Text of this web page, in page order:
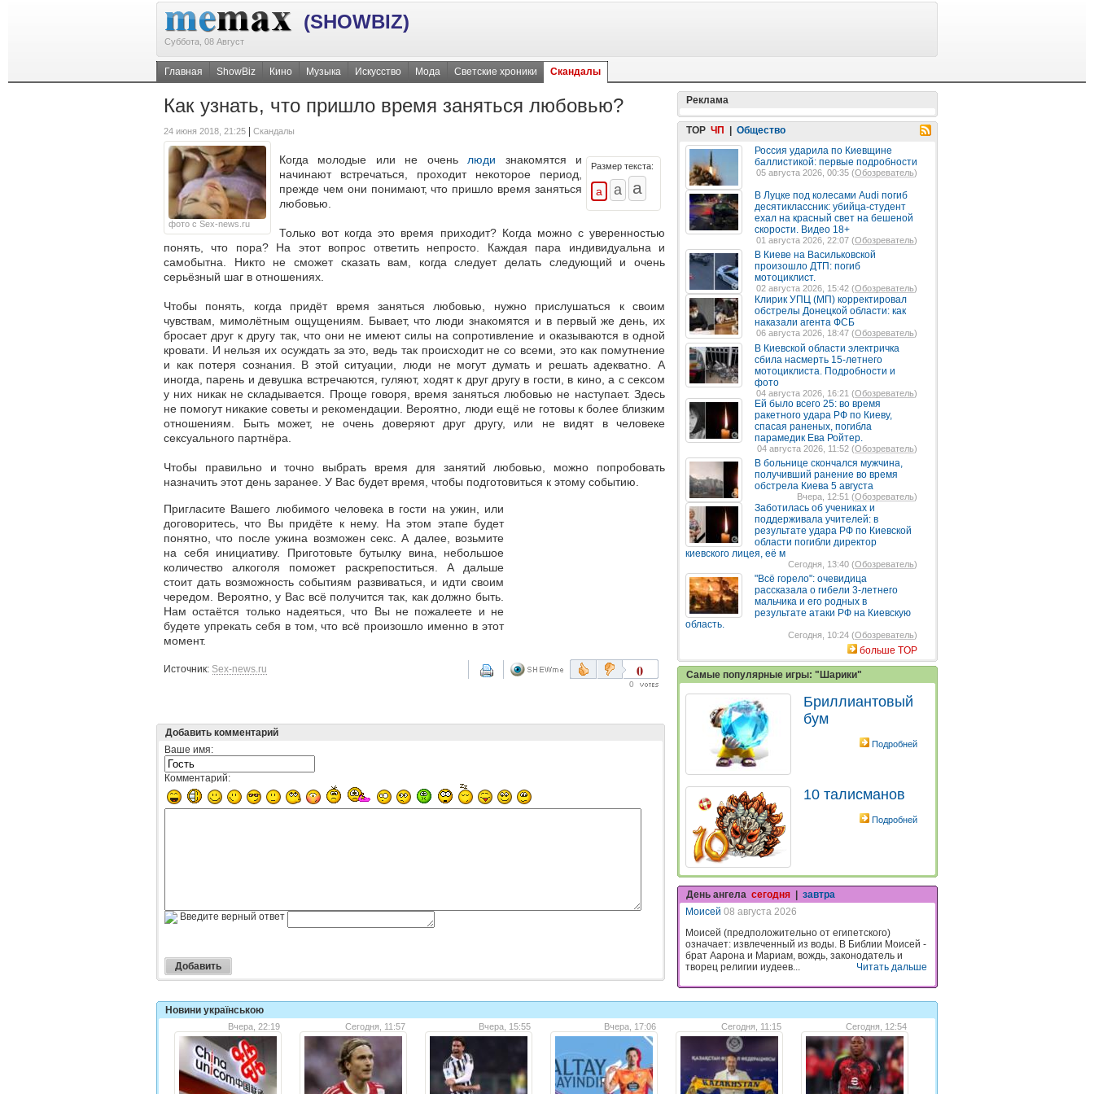
(SHOWBIZ)
Суббота, 08 Август
Главная ShowBiz Кино Музыка Искусство Мода Светские хроники Скандалы
Как узнать, что пришло время заняться любовью?
24 июня 2018, 21:25 Скандалы
фото с Sex-news.ru
Размер текста:
Когда молодые или не оченьлюди знакомятся и
начинают встречаться, проходит некоторое период,
прежде чем они понимают, что пришло время заняться
любовью.
Только вот когда это время приходит? Когда можно с уверенностью
понять, что пора? На этот вопрос ответить непросто. Каждая пара индивидуальна и
самобытна. Никто не сможет сказать вам, когда следует делать следующий и очень
серьёзный шаг в отношениях.
Чтобы понять, когда придёт время заняться любовью, нужно прислушаться к своим
чувствам, мимолётным ощущениям. Бывает, что люди знакомятся и в первый же день, их
бросает друг к другу так, что они не имеют силы на сопротивление и оказываются в одной
кровати. И нельзя их осуждать за это, ведь так происходит не со всеми, это как помутнение
и как потеря сознания. В этой ситуации, люди не могут думать и решать адекватно. А
иногда, парень и девушка встречаются, гуляют, ходят к друг другу в гости, в кино, а с сексом
у них никак не складывается. Проще говоря, время заняться любовью не наступает. Здесь
не помогут никакие советы и рекомендации. Вероятно, люди ещё не готовы к более близким
отношениям. Быть может, не очень доверяют друг другу, или не видят в человеке
сексуального партнёра.
Чтобы правильно и точно выбрать время для занятий любовью, можно попробовать
назначить этот день заранее. У Вас будет время, чтобы подготовиться к этому событию.
Пригласите Вашего любимого человека в гости на ужин, или
договоритесь, что Вы придёте к нему. На этом этапе будет
понятно, что после ужина возможен секс. А далее, возьмите
на себя инициативу. Приготовьте бутылку вина, небольшое
количество алкоголя поможет раскрепоститься. А дальше
стоит дать возможность событиям развиваться, и идти своим
чередом. Вероятно, у Вас всё получится так, как должно быть.
Нам остаётся только надеяться, что Вы не пожалеете и не
будете упрекать себя в том, что всё произошло именно в этот
момент.
Источник: Sex-news.ru 0
0
Добавить комментарий
Ваше имя:
Комментарий:
Введите верный ответ
Реклама
TOP ЧП
Общество
Россия ударила по Киевщине
баллистикой: первые подробности
05 августа 2026, 00:35 (Обозреватель)
В Луцке под колесами Audi погиб
десятиклассник: убийца-студент
ехал на красный свет на бешеной
скорости. Видео 18+
01 августа 2026, 22:07 (Обозреватель)
В Киеве на Васильковской
произошло ДТП: погиб
мотоциклист.
02 августа 2026, 15:42 (Обозреватель)
Клирик УПЦ (МП) корректировал
обстрелы Донецкой области: как
наказали агента ФСБ
06 августа 2026, 18:47 (Обозреватель)
В Киевской области электричка
сбила насмерть 15-летнего
мотоциклиста. Подробности и
фото
04 августа 2026, 16:21 (Обозреватель)
Ей было всего 25: во время
ракетного удара РФ по Киеву,
спасая раненых, погибла
парамедик Ева Ройтер.
04 августа 2026, 11:52 (Обозреватель)
В больнице скончался мужчина,
получивший ранение во время
обстрела Киева 5 августа
Вчера, 12:51 (Обозреватель)
Заботилась об учениках и
поддерживала учителей: в
результате удара РФ по Киевской
области погибли директор
киевского лицея, её м
Сегодня, 13:40 (Обозреватель)
"Всё горело": очевидица
рассказала о гибели 3-летнего
мальчика и его родных в
результате атаки РФ на Киевскую
область.
Сегодня, 10:24 (Обозреватель)
больше TOP
Самые популярные игры: "Шарики"
Бриллиантовый
бум
Подробней
10 талисманов
Подробней
День ангела сегодня
завтра
Моисей 08 августа 2026
Моисей (предположительно от египетского)
означает: извлеченный из воды. В Библии Моисей -
брат Аарона и Мариам, вождь, законодатель и
творец религии иудеев...
Читать дальше
Новини українською
Вчера, 22:19 Сегодня, 11:57 Вчера, 15:55 Вчера, 17:06 Сегодня, 11:15 Сегодня, 12:54